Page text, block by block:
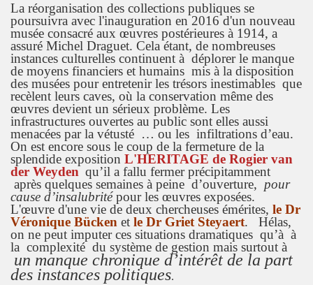
La réorganisation des collections publiques se
poursuivra avec l'inauguration en 2016 d'un nouveau
musée consacré aux œuvres postérieures à 1914, a
assuré Michel Draguet. Cela étant, de nombreuses
instances culturelles continuent à déplorer le manque
de moyens financiers et humains mis à la disposition
des musées pour entretenir les trésors inestimables que
recèlent leurs caves, où la conservation même des
œuvres devient un sérieux problème. Les
infrastructures ouvertes au public sont elles aussi
menacées par la vétusté … ou les infiltrations d’eau.
On est encore sous le coup de la fermeture de la
splendide exposition L'HERITAGE de Rogier van
der Weyden qu’il a fallu fermer précipitamment
après quelques semaines à peine d’ouverture, pour
cause d’insalubritépour les œuvres exposées.
L'œuvre d'une vie de deux chercheuses émérites, le Dr
Véronique Bücken et le Dr Griet Steyaert. Hélas,
on ne peut imputer ces situations dramatiques qu’à à
la complexité du système de gestion mais surtout à
un manque chronique d’intérêt de la part
des instances politiques.